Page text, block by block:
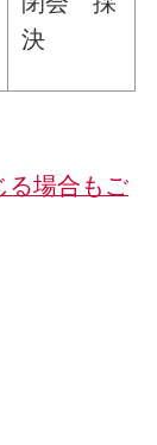
決
る場合もご